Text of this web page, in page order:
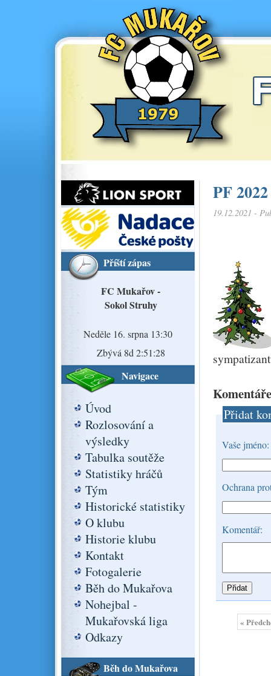
Příští zápas
FC Mukařov -
Sokol Struhy
Neděle 16. srpna 13:30
Zbývá 8d 2:51:28
Navigace
Úvod
Rozlosování a
výsledky
Tabulka soutěže
Statistiky hráčů
Tým
Historické statistiky
O klubu
Historie klubu
Kontakt
Fotogalerie
Běh do Mukařova
Nohejbal -
Mukařovská liga
Odkazy
Běh do Mukařova
PF 2022
19.12.2021 -
Přidat
Vaše jméno:
Ochrana
Komentář:
«